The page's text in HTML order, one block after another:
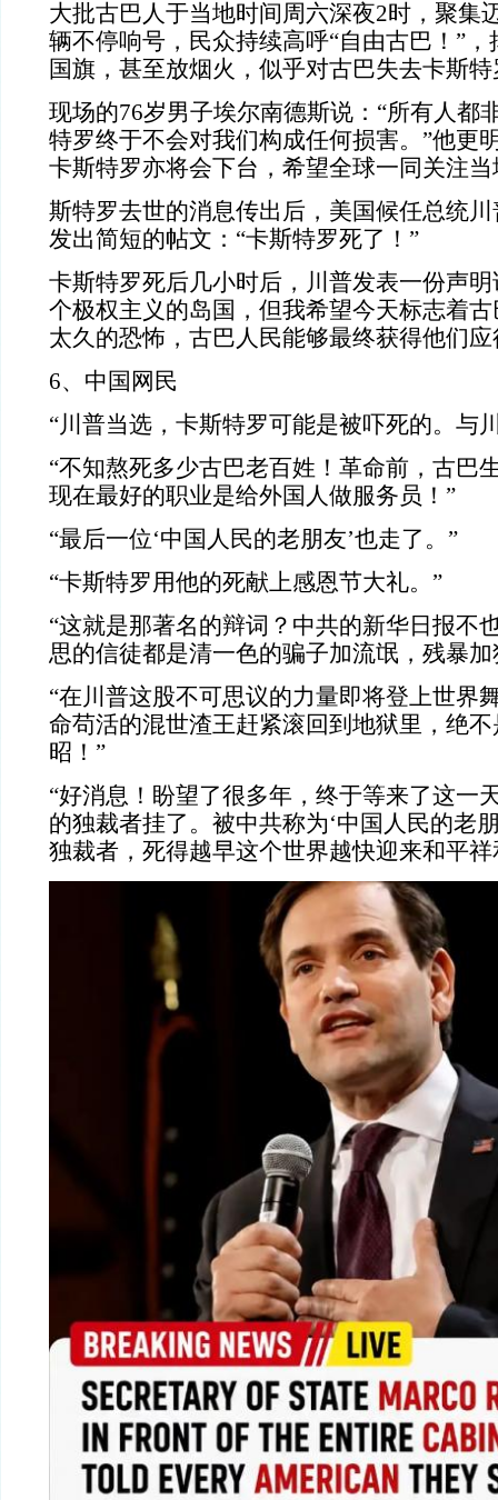
大批古巴人于当地时间周六深夜2时，聚集
辆不停响号，民众持续高呼“自由古巴！”
国旗，甚至放烟火，似乎对古巴失去卡斯
现场的76岁男子埃尔南德斯说：“所有人都
特罗终于不会对我们构成任何损害。”他更
卡斯特罗亦将会下台，希望全球一同关注当
斯特罗去世的消息传出后，美国候任总统
发出简短的帖文：“卡斯特罗死了！”
卡斯特罗死后几小时后，川普发表一份声
个极权主义的岛国，但我希望今天标志着
太久的恐怖，古巴人民能够最终获得他们应
6、中国网民
“川普当选，卡斯特罗可能是被吓死的。与
“不知熬死多少古巴老百姓！革命前，古巴
现在最好的职业是给外国人做服务员！”
“最后一位‘中国人民的老朋友’也走了。”
“卡斯特罗用他的死献上感恩节大礼。”
“这就是那著名的辩词？中共的新华日报不
思的信徒都是清一色的骗子加流氓，残暴加
“在川普这股不可思议的力量即将登上世界
命苟活的混世渣王赶紧滚回到地狱里，绝
昭！”
“好消息！盼望了很多年，终于等来了这一
的独裁者挂了。被中共称为‘中国人民的老
独裁者，死得越早这个世界越快迎来和平祥